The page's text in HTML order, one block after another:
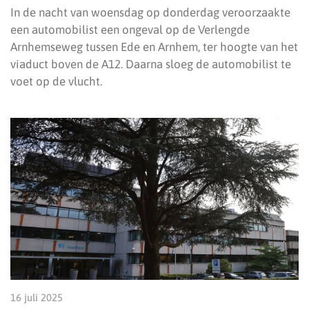
In de nacht van woensdag op donderdag veroorzaakte
een automobilist een ongeval op de Verlengde
Arnhemseweg tussen Ede en Arnhem, ter hoogte van het
viaduct boven de A12. Daarna sloeg de automobilist te
voet op de vlucht.
16 juli 2025